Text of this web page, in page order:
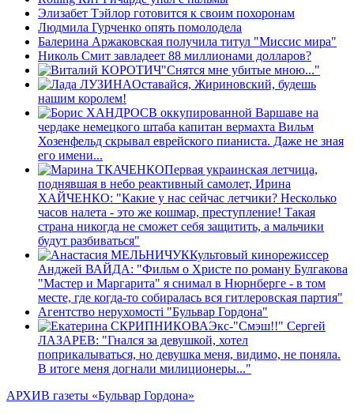
Элизабет Тэйлор готовится к своим похоронам
Людмила Гурченко опять помолодела
Балерина Аржаковская получила титул "Миссис мира"
Николь Смит завладеет 88 миллионами долларов?
"Снятся мне убитые мною..."
Оставайся, Жириновский, будешь
нашим королем!
В оккупированной Варшаве на
чердаке немецкого штаба капитан вермахта Вильм
Хозенфельд скрывал еврейского пианиста. Даже не зная
его имени...
Первая украинская летчица,
поднявшая в небо реактивный самолет, Ирина
ХАЙЧЕНКО: "Какие у нас сейчас летчики? Несколько
часов налета - это же кошмар, преступление! Такая
страна никогда не сможет себя защитить, а мальчики
будут разбиваться"
Культовый кинорежиссер
Анджей ВАЙДА: "Фильм о Христе по роману Булгакова
"Мастер и Маргарита" я снимал в Нюрнберге - в том
месте, где когда-то собиралась вся гитлеровская партия"
Агентство нерухомості "Бульвар Гордона"
Экс-"Смэш!!" Сергей
ЛАЗАРЕВ: "Гнался за девушкой, хотел
поприкалываться, но девушка меня, видимо, не поняла.
В итоге меня догнали милиционеры..."
АРХИВ газеты «Бульвар Гордона»